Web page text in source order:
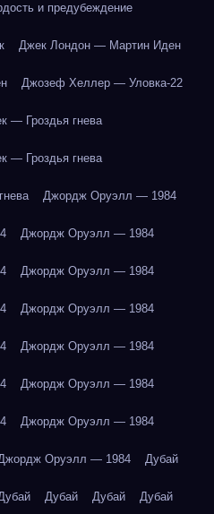
и предубеждение
Джек Лондон — Мартин Иден
Джозеф Хеллер — Уловка-22
— Гроздья гнева
— Гроздья гнева
Джордж Оруэлл — 1984
Джордж Оруэлл — 1984
Джордж Оруэлл — 1984
Джордж Оруэлл — 1984
Джордж Оруэлл — 1984
Джордж Оруэлл — 1984
Джордж Оруэлл — 1984
Оруэлл — 1984 Дубай
Дубай Дубай Дубай